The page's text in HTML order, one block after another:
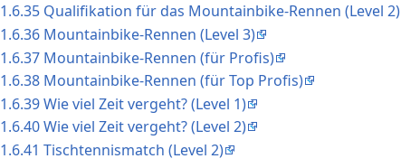
1.6.35 Qualifikation für das Mountainbike-Rennen (Level 2)
1.6.36 Mountainbike-Rennen (Level 3)
1.6.37 Mountainbike-Rennen (für Profis)
1.6.38 Mountainbike-Rennen (für Top Profis)
1.6.39 Wie viel Zeit vergeht? (Level 1)
1.6.40 Wie viel Zeit vergeht? (Level 2)
1.6.41 Tischtennismatch (Level 2)